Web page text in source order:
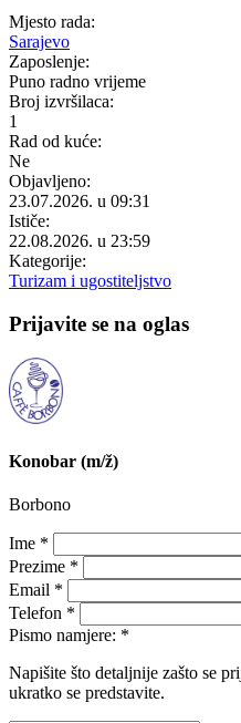
Mjesto rada:
Sarajevo
Zaposlenje:
Puno radno vrijeme
Broj izvršilaca:
1
Rad od kuće:
Ne
Objavljeno:
23.07.2026. u 09:31
Ističe:
22.08.2026. u 23:59
Kategorije:
Turizam i ugostiteljstvo
Prijavite se na oglas
Konobar (m/ž)
Borbono
Ime *
Prezime *
Email *
Telefon *
Pismo namjere: *
Napišite što detaljnije zašto se
ukratko se predstavite.